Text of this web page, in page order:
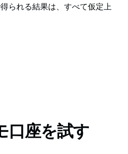
られる結果は、すべて仮定上
口座を試す